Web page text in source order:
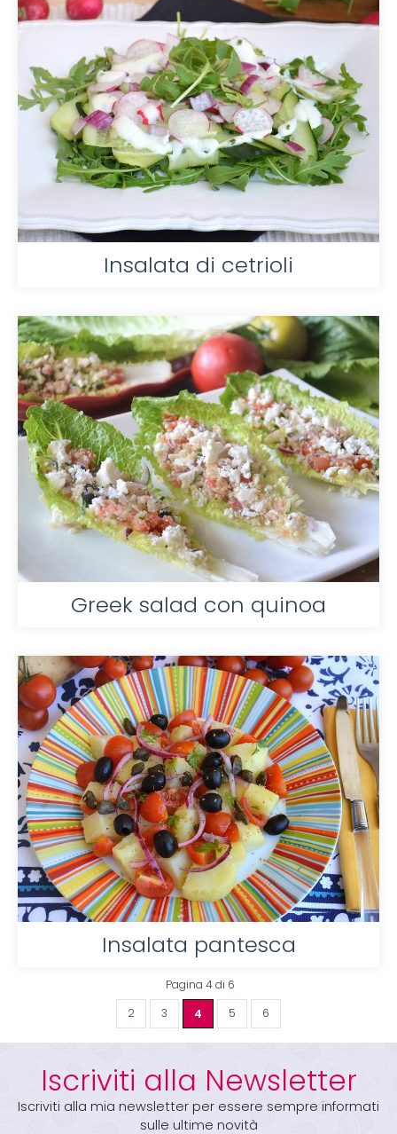
Insalata di cetrioli
Greek salad con quinoa
Insalata pantesca
Pagina 4 di 6
2 3 4 5 6
Iscriviti alla Newsletter
Iscriviti alla mia newsletter per essere sempre informati
sulle ultime novità